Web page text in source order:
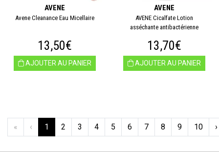
AVENE
Avene Cleanance Eau Micellaire
13,50€
AJOUTER AU PANIER
AVENE
AVENE Cicalfate Lotion
asséchante antibactérienne
13,70€
AJOUTER AU PANIER
« ‹ 1 2 3 4 5 6 7 8 9 10 ›